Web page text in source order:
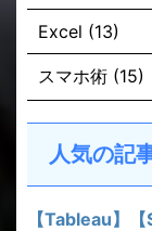
Excel (13)
スマホ術 (15)
人気の記
【Tableau】